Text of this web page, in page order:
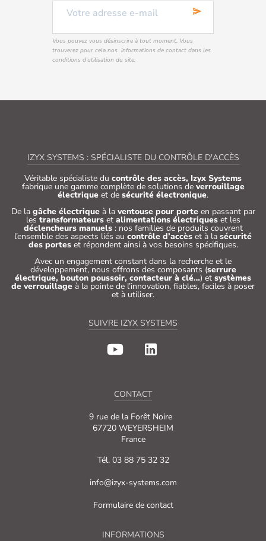
send
Vous pouvez vous désinscrire à tout moment. Vous
trouverez pour cela nos informations de contact dans les
conditions d'utilisation du site.
IZYX SYSTEMS : SPÉCIALISTE DU CONTRÔLE D'ACCÈS
Véritable spécialiste du contrôle des accès, Izyx Systems
fabrique une gamme complète de solutions de verrouillage
électrique et de sécurité électronique.
De la gâche électriqueà la ventouse pour porteen passant par
les transformateurset alimentations électriqueset les
déclencheurs manuels: nos familles de produits couvrent
l’ensemble des aspects liés au contrôle d’accès et à la sécurité
des porteset répondent ainsi à vos besoins spécifiques.
Avec un engagement constant dans la recherche et le
développement, nous offrons des composants (serrure
électrique, bouton poussoir, contacteur à clé…) et systèmes
de verrouillage à la pointe de l’innovation, fiables, faciles à poser
et à utiliser.
SUIVRE IZYX SYSTEMS
CONTACT
9 rue de la Forêt Noire
67720 WEYERSHEIM
France
Tél. 03 88 75 32 32
info@izyx-systems.com
Formulaire de contact
INFORMATIONS